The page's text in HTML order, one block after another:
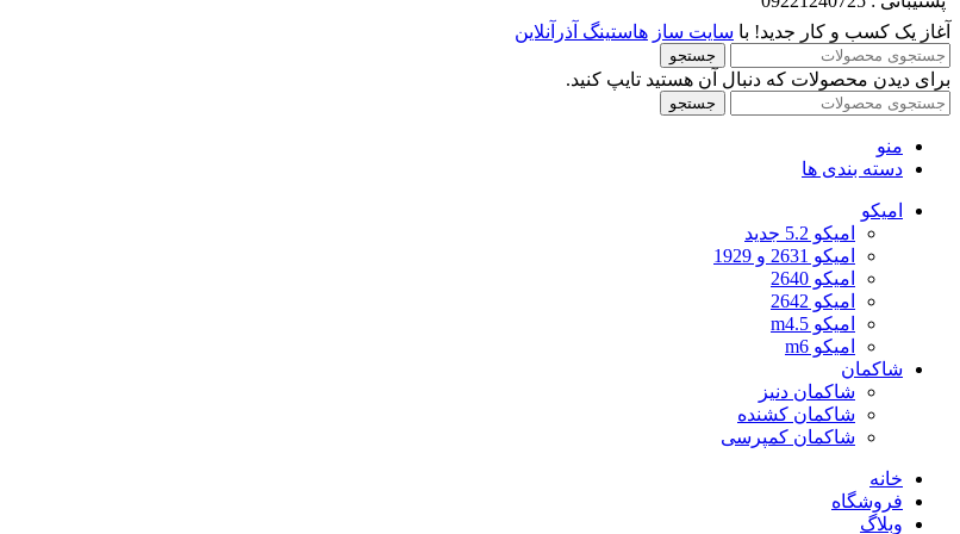
آغاز یک کسب و کار جدید! با سایت ساز هاستینگ آذرآنلاین
جستجو
برای دیدن محصولات که دنبال آن هستید تایپ کنید.
جستجو
منو
دسته بندی ها
امیکو
امیکو 5.2 جدید
امیکو 2631 و 1929
امیکو 2640
امیکو 2642
امیکو m4.5
امیکو m6
شاکمان
شاکمان دنیز
شاکمان کشنده
شاکمان کمپرسی
خانه
فروشگاه
وبلاگ